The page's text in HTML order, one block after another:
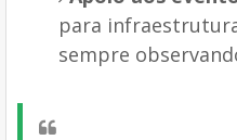
para
sempre